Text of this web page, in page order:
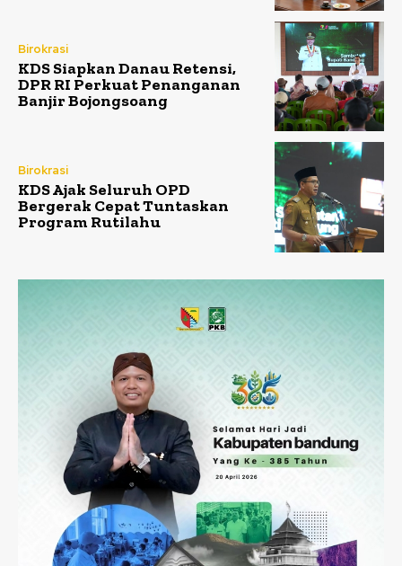
Birokrasi
KDS Siapkan Danau Retensi,
DPR RI Perkuat Penanganan
Banjir Bojongsoang
Birokrasi
KDS Ajak Seluruh OPD
Bergerak Cepat Tuntaskan
Program Rutilahu